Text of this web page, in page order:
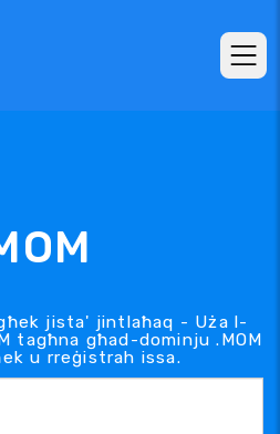
jista' jintlaħaq - Uża l-
tagħna għad-dominju .MOM
u rreġistrah issa.